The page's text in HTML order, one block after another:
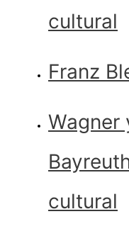
cultural
Franz
Wagner
cultural